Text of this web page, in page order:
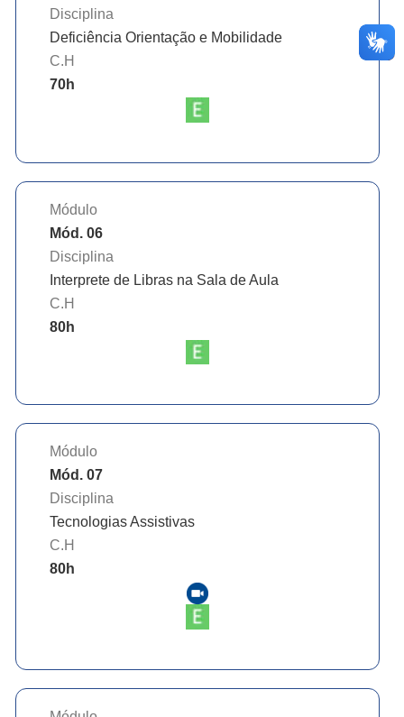
Disciplina
Deficiência Orientação e Mobilidade
C.H
70h
Módulo
Mód. 06
Disciplina
Interprete de Libras na Sala de Aula
C.H
80h
Módulo
Mód. 07
Disciplina
Tecnologias Assistivas
C.H
80h